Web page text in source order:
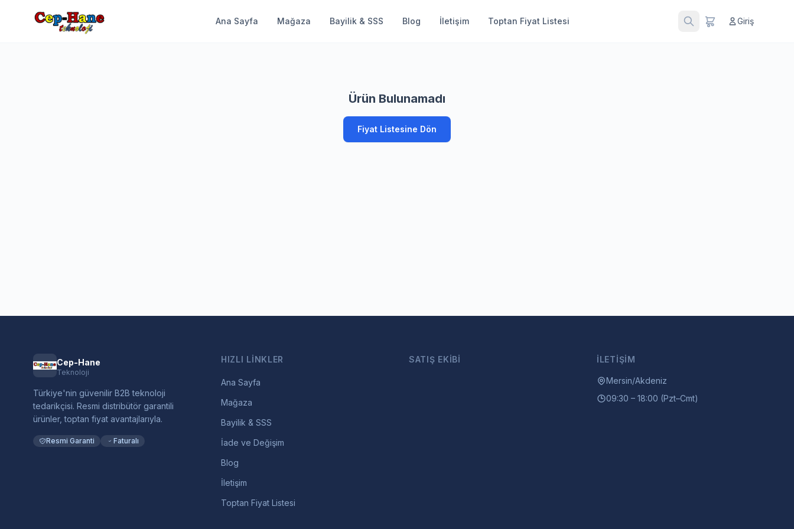
Ana Sayfa Mağaza Bayilik & SSS Blog İletişim Toptan Fiyat Listesi Giriş
Ürün Bulunamadı
Fiyat Listesine Dön
Cep-Hane
Teknoloji
Türkiye'nin güvenilir B2B teknoloji
tedarikçisi. Resmi distribütör garantili
ürünler, toptan fiyat avantajlarıyla.
Resmi Garanti Faturalı
HIZLI LINKLER
Ana Sayfa
Mağaza
Bayilik & SSS
İade ve Değişim
Blog
İletişim
Toptan Fiyat Listesi
SATIŞ EKIBI İLETIŞIM
Mersin/Akdeniz
09:30 – 18:00 (Pzt–Cmt)